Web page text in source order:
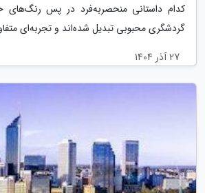
کدام داستانی منحصربه‌فرد در پس رنگ‌های
گردشگری محبوبی تبدیل شده‌اند و تجربه‌ای
27 آذر 1404